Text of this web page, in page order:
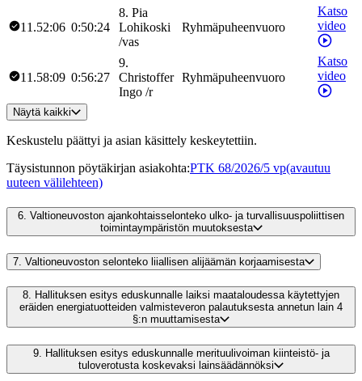
11.52:06 0:50:24
8. Pia
Lohikoski
/vas
Ryhmäpuheenvuoro
Katso
video
11.58:09 0:56:27
9.
Christoffer
Ingo /r
Ryhmäpuheenvuoro
Katso
video
Näytä kaikki
Keskustelu päättyi ja asian käsittely keskeytettiin.
Täysistunnon pöytäkirjan asiakohta:PTK 68/2026/5 vp(avautuu
uuteen välilehteen)
6. Valtioneuvoston ajankohtaisselonteko ulko- ja turvallisuuspoliittisen
toimintaympäristön muutoksesta
7. Valtioneuvoston selonteko liiallisen alijäämän korjaamisesta
8. Hallituksen esitys eduskunnalle laiksi maataloudessa käytettyjen
eräiden energiatuotteiden valmisteveron palautuksesta annetun lain 4
§:n muuttamisesta
9. Hallituksen esitys eduskunnalle merituulivoiman kiinteistö- ja
tuloverotusta koskevaksi lainsäädännöksi